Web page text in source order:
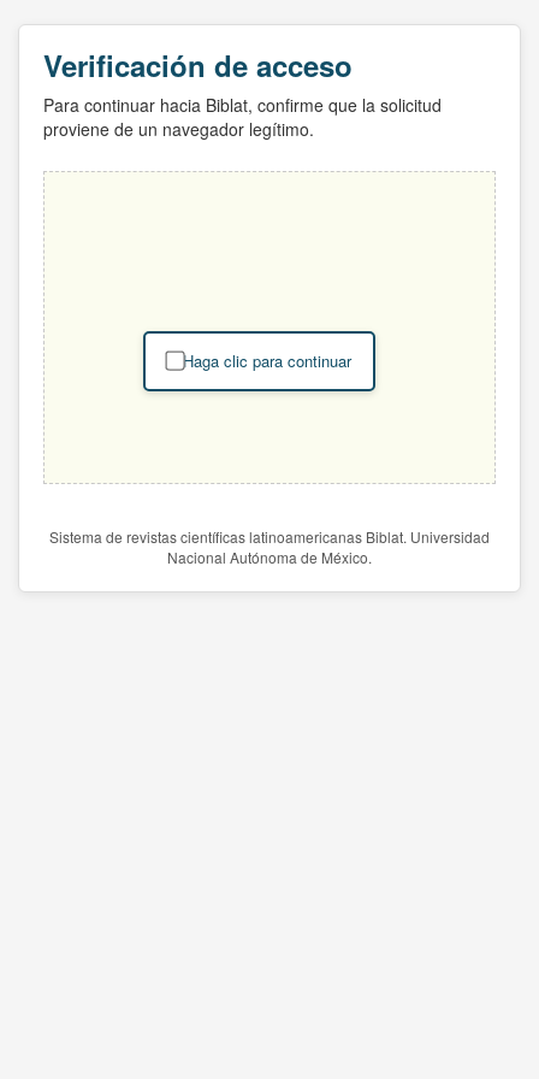
Verificación de acceso
Para continuar hacia Biblat, confirme que la solicitud
proviene de un navegador legítimo.
Haga clic para continuar
Sistema de revistas científicas latinoamericanas Biblat. Universidad
Nacional Autónoma de México.